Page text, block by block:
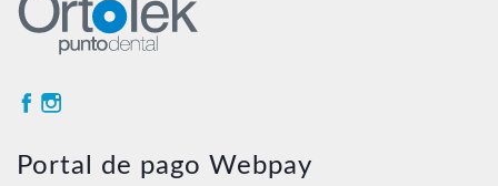
Portal de pago Webpay